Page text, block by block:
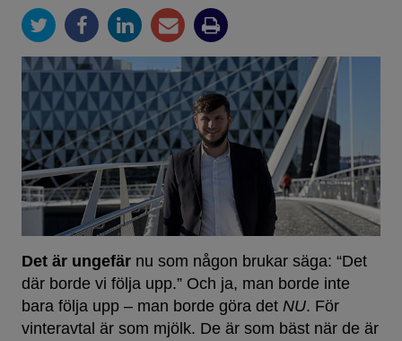
Det är ungefär nu som någon brukar säga: “Det
där borde vi följa upp.” Och ja, man borde inte
bara följa upp – man borde göra det NU. För
vinteravtal är som mjölk. De är som bäst när de är